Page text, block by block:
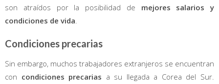
son atraídos por la posibilidad de mejores salarios y
condiciones de vida
Condiciones precarias
Sin embargo, muchos trabajadores extranjeros se encuentran
con condiciones precarias a su llegada a Corea del Sur.